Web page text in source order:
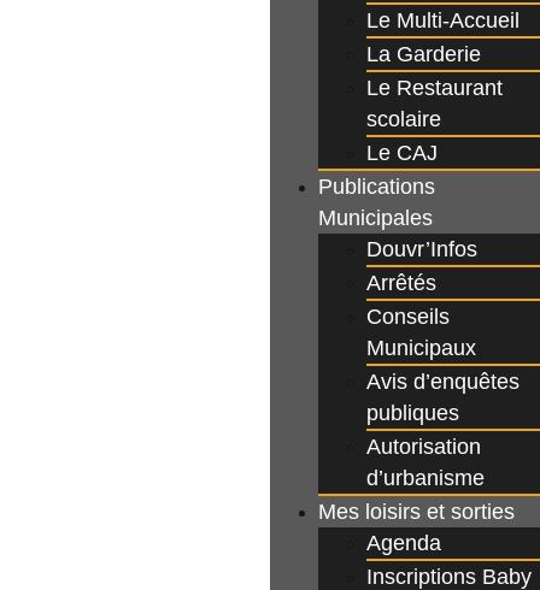
Le Multi-Accueil
La Garderie
Le Restaurant
scolaire
Le CAJ
Publications
Municipales
Douvr’Infos
Arrêtés
Conseils
Municipaux
Avis d’enquêtes
publiques
Autorisation
d’urbanisme
Mes loisirs et sorties
Agenda
Inscriptions Baby